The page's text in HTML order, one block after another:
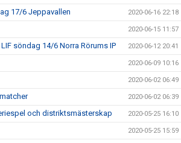
17/6 Jeppavallen 2020-06-16 22:18
2020-06-15 11:57
söndag 14/6 Norra Rörums IP 2020-06-12 20:41
2020-06-09 10:16
2020-06-02 06:49
2020-06-02 06:39
och distriktsmästerskap 2020-05-25 16:10
2020-05-25 15:59